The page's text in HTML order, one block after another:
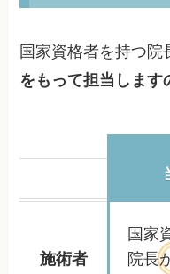
国家資格者を持つ院
をもって担当しま
施術者
国家
院長